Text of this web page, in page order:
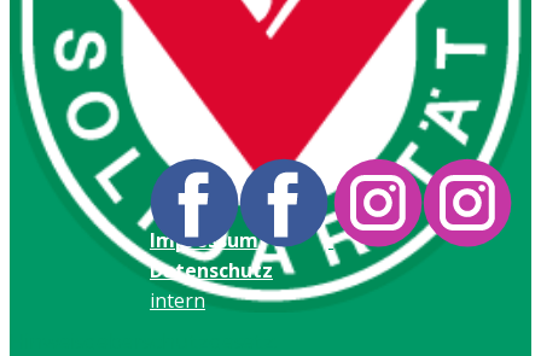
Impressum
Datenschutz
intern